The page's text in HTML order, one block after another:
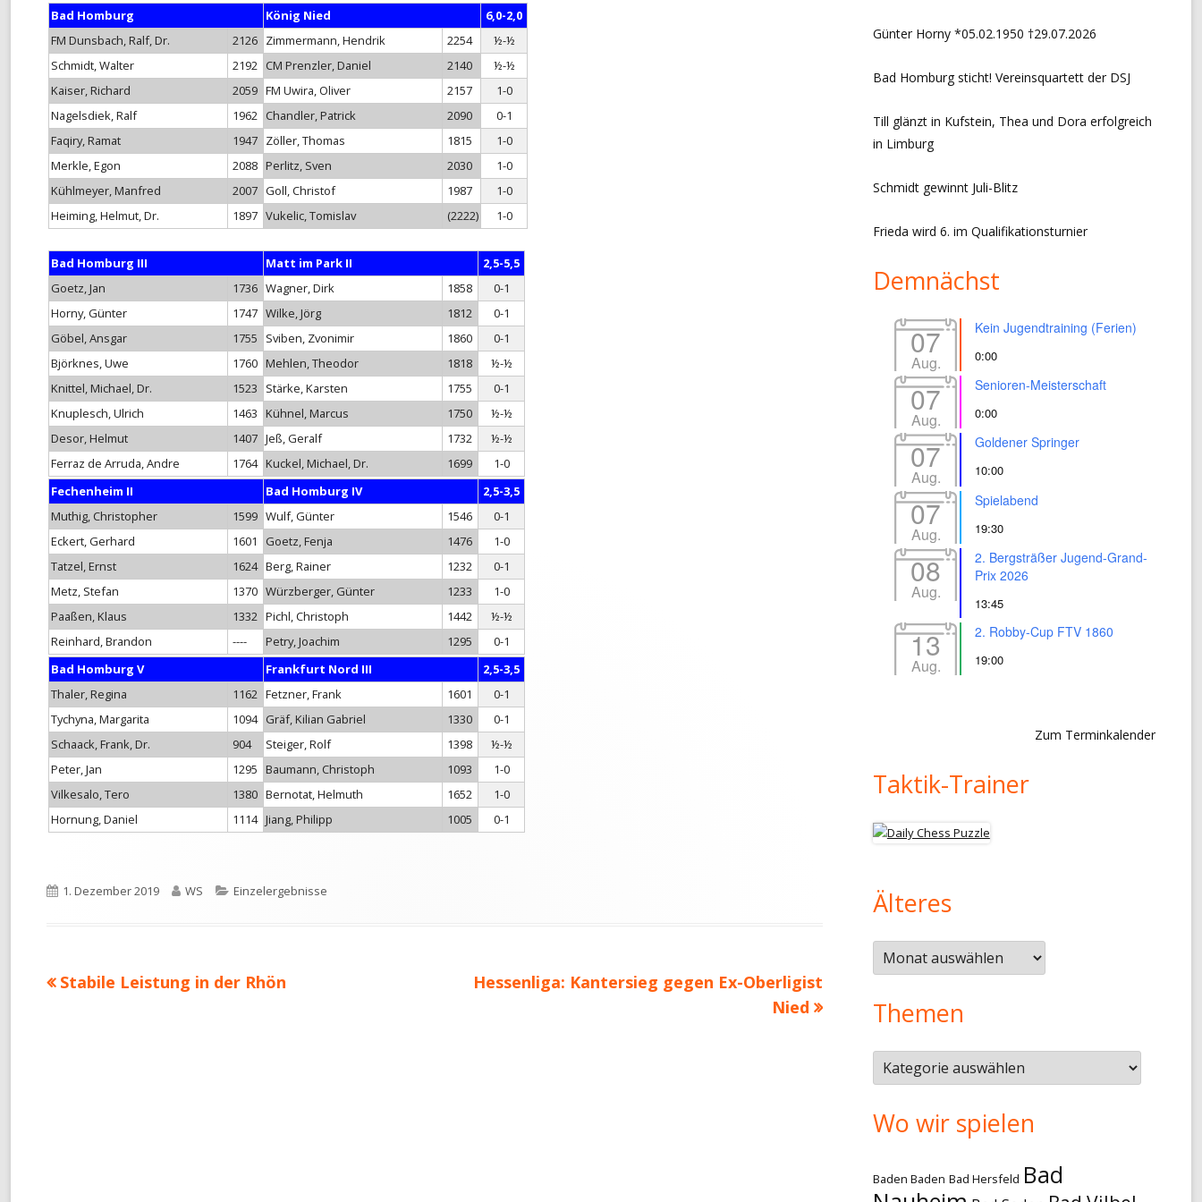
MONATS-BLITZMEISTERSCHAFT
TURNIER-SIMULTAN
SCHNELLSCHACH-MEISTERSCHAFT
CHESS960-MEISTERSCHAFT
TANDEM-BLITZ-MEISTERSCHAFT
FRÜHSOMMER-CUP
DATENSCHUTZERKLÄRUNG
Bad Homburg König Nied
6,0-2,0
FM Dunsbach, Ralf, Dr.
2126 Zimmermann, Hendrik 2254
½-½
Schmidt, Walter
2192 CM Prenzler, Daniel 2140
½-½
Kaiser, Richard
2059 FM Uwira, Oliver 2157
1-0
Nagelsdiek, Ralf
1962 Chandler, Patrick 2090
0-1
Faqiry, Ramat
1947 Zöller, Thomas 1815
1-0
Merkle, Egon
2088 Perlitz, Sven 2030
1-0
Kühlmeyer, Manfred
2007 Goll, Christof 1987
1-0
Heiming, Helmut, Dr.
1897 Vukelic, Tomislav (2222) 1-0
Bad Homburg III Matt im Park II
2,5-5,5
Goetz, Jan
1736 Wagner, Dirk 1858
0-1
Horny, Günter
1747 Wilke, Jörg 1812
0-1
Göbel, Ansgar
1755 Sviben, Zvonimir 1860
0-1
Björknes, Uwe
1760 Mehlen, Theodor 1818
½-½
Knittel, Michael, Dr.
1523 Stärke, Karsten 1755
0-1
Knuplesch, Ulrich
1463 Kühnel, Marcus 1750
½-½
Desor, Helmut
1407 Jeß, Geralf 1732
½-½
Ferraz de Arruda, Andre
1764 Kuckel, Michael, Dr. 1699
1-0
Fechenheim II
Bad Homburg IV
2,5-3,5
Muthig, Christopher
1599 Wulf, Günter 1546
0-1
Eckert, Gerhard
1601 Goetz, Fenja 1476
1-0
Tatzel, Ernst
1624 Berg, Rainer 1232
0-1
Metz, Stefan
1370 Würzberger, Günter 1233
1-0
Paaßen, Klaus
1332 Pichl, Christoph 1442
½-½
Reinhard, Brandon
---- Petry, Joachim 1295
0-1
Bad Homburg V
Frankfurt Nord III
2,5-3,5
Thaler, Regina
1162 Fetzner, Frank 1601
0-1
Tychyna, Margarita
1094 Gräf, Kilian Gabriel 1330
0-1
Schaack, Frank, Dr.
904 Steiger, Rolf 1398
½-½
Peter, Jan
1295 Baumann, Christoph 1093
1-0
Vilkesalo, Tero
1380 Bernotat, Helmuth 1652
1-0
Hornung, Daniel
1114 Jiang, Philipp 1005 0-1
Veröffentlicht
1. Dezember 2019 Autor
WS Kategorien
Einzelergebnisse
Beitragsnavigation
Vorheriger
Stabile Leistung in der Rhön
Nächster
Hessenliga: Kantersieg gegen Ex-Oberligist
Nied
Günter Horny *05.02.1950 †29.07.2026
Bad Homburg sticht! Vereinsquartett der DSJ
Till glänzt in Kufstein, Thea und Dora erfolgreich
in Limburg
Schmidt gewinnt Juli-Blitz
Frieda wird 6. im Qualifikationsturnier
Demnächst
07
Aug.
Kein Jugendtraining (Ferien)
0:00
07
Aug.
Senioren-Meisterschaft
0:00
07
Aug.
Goldener Springer
10:00
07
Aug.
Spielabend
19:30
08
Aug.
2. Bergsträßer Jugend-Grand-
Prix 2026
13:45
13
Aug.
2. Robby-Cup FTV 1860
19:00
Zum Terminkalender
Taktik-Trainer
Älteres
Älteres
Themen
Themen
Wo wir spielen
Baden Baden Bad Hersfeld Bad